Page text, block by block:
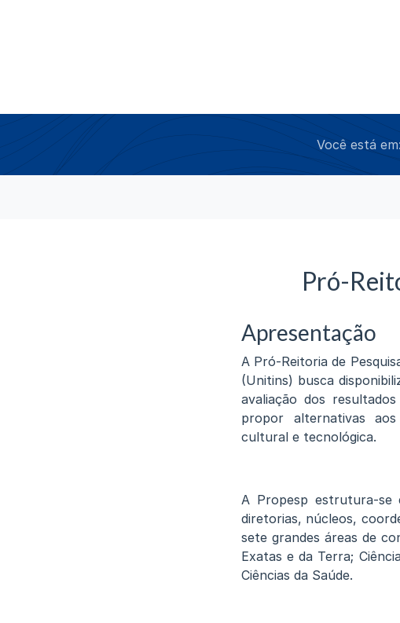
Você está em:
Pró-
Apresentação
A Pró-Reitoria de
(Unitins) busca
avaliação dos
propor alternativas aos
cultural e tecnológica.
A Propesp estrutura-se
diretorias, núcleos,
sete grandes áreas de
Exatas e da Terra;
Ciências da Saúde.